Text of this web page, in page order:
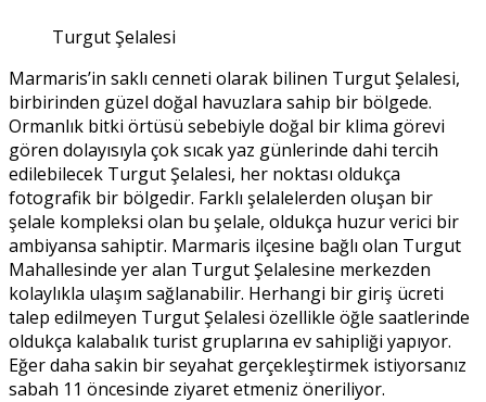
Turgut Şelalesi
Marmaris’in saklı cenneti olarak bilinen Turgut Şelalesi,
birbirinden güzel doğal havuzlara sahip bir bölgede.
Ormanlık bitki örtüsü sebebiyle doğal bir klima görevi
gören dolayısıyla çok sıcak yaz günlerinde dahi tercih
edilebilecek Turgut Şelalesi, her noktası oldukça
fotografik bir bölgedir. Farklı şelalelerden oluşan bir
şelale kompleksi olan bu şelale, oldukça huzur verici bir
ambiyansa sahiptir. Marmaris ilçesine bağlı olan Turgut
Mahallesinde yer alan Turgut Şelalesine merkezden
kolaylıkla ulaşım sağlanabilir. Herhangi bir giriş ücreti
talep edilmeyen Turgut Şelalesi özellikle öğle saatlerinde
oldukça kalabalık turist gruplarına ev sahipliği yapıyor.
Eğer daha sakin bir seyahat gerçekleştirmek istiyorsanız
sabah 11 öncesinde ziyaret etmeniz öneriliyor.